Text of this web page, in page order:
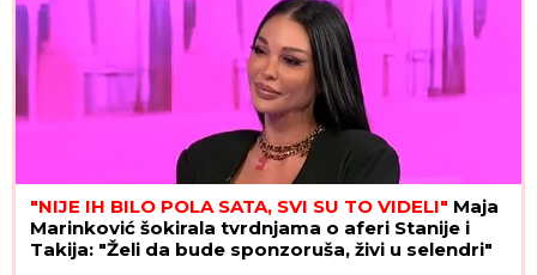
"NIJE IH BILO POLA SATA, SVI SU TO VIDELI" Maja
Marinković šokirala tvrdnjama o aferi Stanije i
Takija: "Želi da bude sponzoruša, živi u selendri"